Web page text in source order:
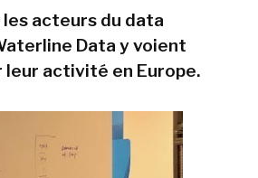
les acteurs du data
Data y voient
activité en Europe.